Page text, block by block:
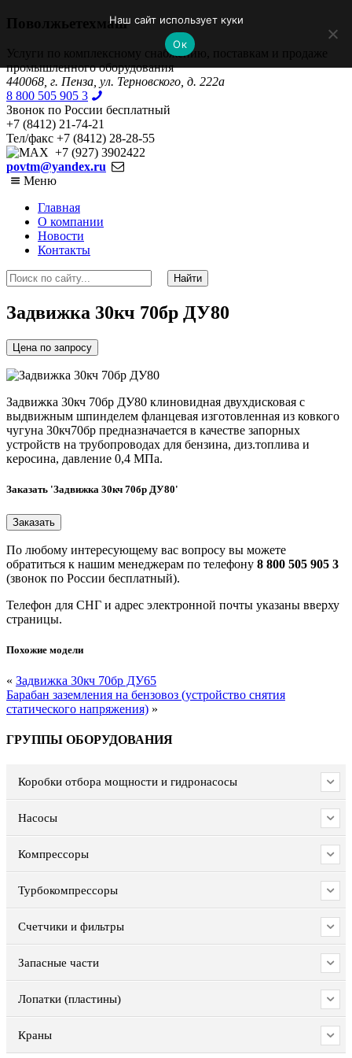
Поволжьетехмаш
Услуги по комплексному снабжению, поставкам и продаже
промышленного оборудования
440068, г. Пенза, ул. Терновского, д. 222а
8 800 505 905 3
Звонок по России бесплатный
+7 (8412) 21-74-21
Тел/факс +7 (8412) 28-28-55
+7 (927) 3902422
povtm@yandex.ru
Меню
Главная
О компании
Новости
Контакты
Задвижка 30кч 70бр ДУ80
Цена по запросу
Задвижка 30кч 70бр ДУ80 клиновидная двухдисковая с
выдвижным шпинделем фланцевая изготовленная из ковкого
чугуна 30кч70бр предназначается в качестве запорных
устройств на трубопроводах для бензина, диз.топлива и
керосина, давление 0,4 МПа.
Заказать 'Задвижка 30кч 70бр ДУ80'
По любому интересующему вас вопросу вы можете
обратиться к нашим менеджерам по телефону 8 800 505 905 3
(звонок по России бесплатный).
Телефон для СНГ и адрес электронной почты указаны вверху
страницы.
Похожие модели
« Задвижка 30кч 70бр ДУ65
Барабан заземления на бензовоз (устройство снятия
статического напряжения) »
ГРУППЫ ОБОРУДОВАНИЯ
Коробки отбора мощности и гидронасосы
Насосы
Компрессоры
Турбокомпрессоры
Счетчики и фильтры
Запасные части
Лопатки (пластины)
Краны
Наш сайт использует куки
Ок